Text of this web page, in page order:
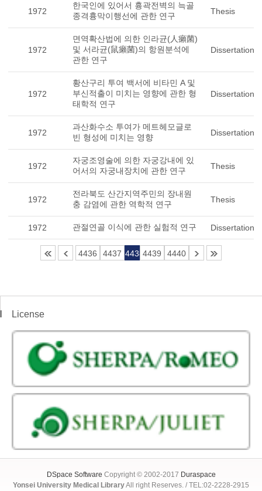
1972
한국인에 있어서 흉곽전벽의 늑골
종격흉막이행선에 관한 연구
Thesis
1972
면역확산법에 의한 인라균(人癩菌)
및 서라균(鼠癩菌)의 항원분석에
관한 연구
Dissertation
1972
황산구리 투여 백서에 비타민 A 및
부신적출이 미치는 영향에 관한 형
태학적 연구
Dissertation
1972
과산화수소 투여가 메트헤모글로
빈 형성에 미치는 영향
Dissertation
1972
자궁조영술에 의한 자궁강내에 있
어서의 자궁내장치에 관한 연구
Thesis
1972
전라북도 산간지역주민의 장내원
충 감염에 관한 역학적 연구
Thesis
1972 관절연골 이식에 관한 실험적 연구 Dissertation
4436 4437 44384439 4440
License
DSpace Software Copyright © 2002-2017 Duraspace
Yonsei University Medical LibraryAll right Reserves. / TEL:02-2228-2915